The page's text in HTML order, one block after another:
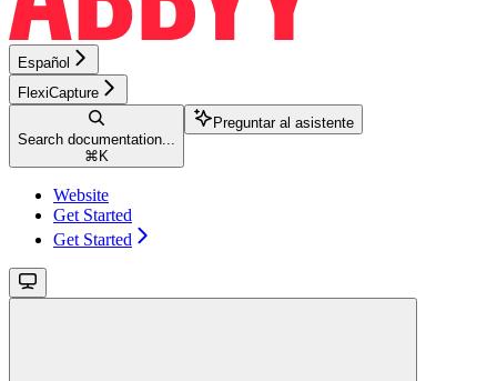
Español
FlexiCapture
Search documentation...
⌘ K
Preguntar al asistente
Website
Get Started
Get Started